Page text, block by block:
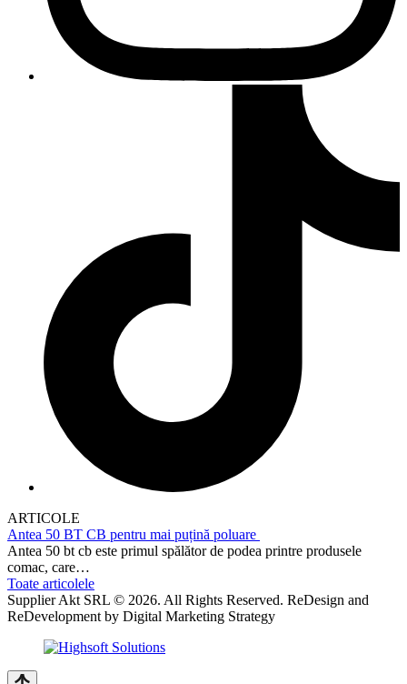
ARTICOLE
Antea 50 BT CB pentru mai puțină poluare
Antea 50 bt cb este primul spălător de podea printre produsele
comac, care…
Toate articolele
Supplier Akt SRL © 2026. All Rights Reserved. ReDesign and
ReDevelopment by Digital Marketing Strategy